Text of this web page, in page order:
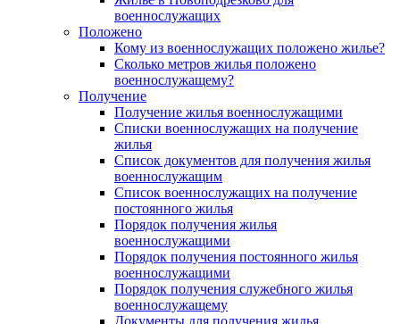
военнослужащих
Положено
Кому из военнослужащих положено жилье?
Сколько метров жилья положено
военнослужащему?
Получение
Получение жилья военнослужащими
Списки военнослужащих на получение
жилья
Список документов для получения жилья
военнослужащим
Список военнослужащих на получение
постоянного жилья
Порядок получения жилья
военнослужащими
Порядок получения постоянного жилья
военнослужащими
Порядок получения служебного жилья
военнослужащему
Документы для получения жилья